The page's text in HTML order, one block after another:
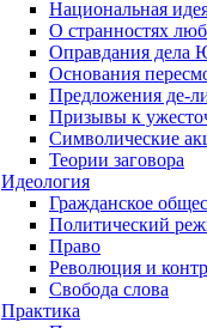
Национальная
О странностях
Оправдания
Основания
Предложения де-
Призывы к
Символические
Теории заговора
Идеология
Гражданское
Политический
Право
Революция и
Свобода слова
Практика